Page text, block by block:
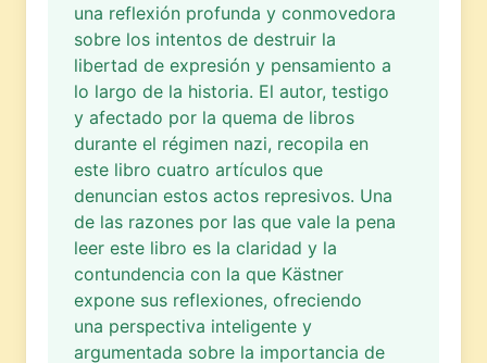
una reflexión profunda y conmovedora
sobre los intentos de destruir la
libertad de expresión y pensamiento a
lo largo de la historia. El autor, testigo
y afectado por la quema de libros
durante el régimen nazi, recopila en
este libro cuatro artículos que
denuncian estos actos represivos. Una
de las razones por las que vale la pena
leer este libro es la claridad y la
contundencia con la que Kästner
expone sus reflexiones, ofreciendo
una perspectiva inteligente y
argumentada sobre la importancia de